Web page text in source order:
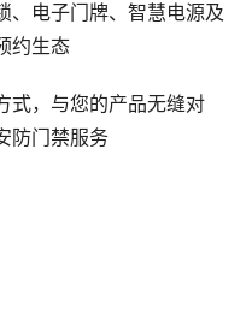
、电子门牌、智慧电源及
约生态
式，与您的产品无缝对
防门禁服务